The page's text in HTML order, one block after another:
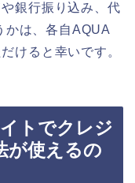
銀行振り込み、代
かは、各自AQUA
けると幸いです。
トでクレジ
が使えるの